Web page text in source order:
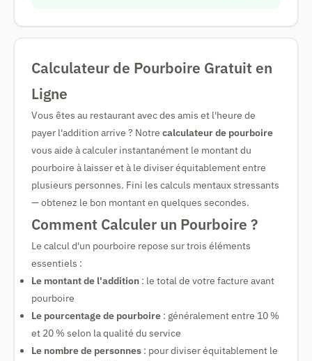
Calculateur de Pourboire Gratuit en
Ligne
Vous êtes au restaurant avec des amis et l'heure de
payer l'addition arrive ? Notre calculateur de pourboire
vous aide à calculer instantanément le montant du
pourboire à laisser et à le diviser équitablement entre
plusieurs personnes. Fini les calculs mentaux stressants
— obtenez le bon montant en quelques secondes.
Comment Calculer un Pourboire ?
Le calcul d'un pourboire repose sur trois éléments
essentiels :
Le montant de l'addition : le total de votre facture avant
pourboire
Le pourcentage de pourboire : généralement entre 10 %
et 20 % selon la qualité du service
Le nombre de personnes : pour diviser équitablement le